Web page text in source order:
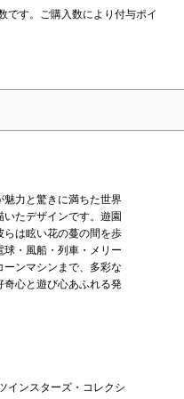
です。ご購入数により付与ポイ
魅力と驚きに満ちた世界
たデザインです。遊園
は眩い花の蔓の間を歩
・風船・列車・メリー
ンマシンまで、多彩な
心と遊び心あふれる発
インスターズ・コレクシ